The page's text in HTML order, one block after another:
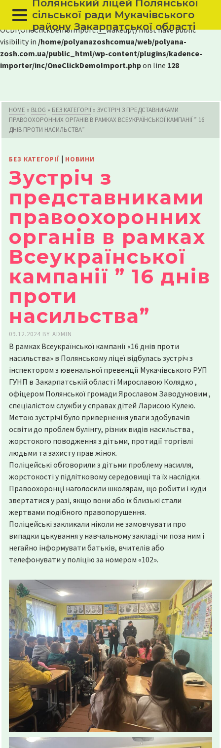
Warning : The magic method
OCDI\OneClickDemoImport::__wakeup() must have public
visibility in /home/polyanazoshcomua/web/polyana-
zosh.com.ua/public_html/wp-content/plugins/kadence-
importer/inc/OneClickDemoImport.phpon line 128
Полянський ліцей Полянської
сільської ради Мукачівського
району Закарпатської області
HOME » BLOG » БЕЗ КАТЕГОРІЇ » ЗУСТРІЧ З ПРЕДСТАВНИКАМИ
ПРАВООХОРОННИХ ОРГАНІВ В РАМКАХ ВСЕУКРАЇНСЬКОЇ КАМПАНІЇ ” 16
ДНІВ ПРОТИ НАСИЛЬСТВА”
БЕЗ КАТЕГОРІЇ | НОВИНИ
Зустріч з
представниками
правоохоронних
органів в рамках
Всеукраїнської
кампанії ” 16 днів
проти
насильства”
09.12.2024 BY ADMIN
В рамках Всеукраїнської кампанії «16 днів проти
насильства» в Полянському ліцеї відбулась зустріч з
інспектором з ювенальної превенції Мукачівського РУП
ГУНП в Закарпатській області Мирославою Колядко ,
офіцером Полянської громади Ярославом Заводуновим ,
спеціалістом служби у справах дітей Ларисою Кулею.
Метою зустрічі було привернення уваги здобувачів
освіти до проблем булінгу, різних видів насильства ,
жорстокого поводження з дітьми, протидії торгівлі
людьми та захисту прав жінок.
Поліцейські обговорили з дітьми проблему насилля,
жорстокості у підлітковому середовищі та їх наслідки.
Правоохоронці наголосили школярам, що робити і куди
звертатися у разі, якщо вони або їх близькі стали
жертвами подібного правопорушення.
Поліцейські закликали ніколи не замовчувати про
випадки цькування у навчальному закладі чи поза ним і
негайно інформувати батьків, вчителів або
телефонувати у поліцію за номером «102».